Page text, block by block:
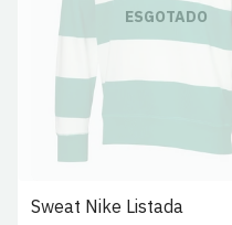
ESGOTADO
Sweat Nike Listada